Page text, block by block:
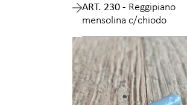
ART. 230 - Reggipiano
mensolina c/chiodo